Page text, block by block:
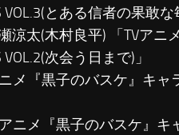
とある信者の果敢な
涼太(木村良平) 「TVアニ
次会う日まで)」
メ『黒子のバスケ』キャ
ニメ『黒子のバスケ』キ